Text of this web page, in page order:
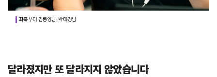
좌측부터 김동영님, 박태경님
달라졌지만 또 달라지지 않았습니다